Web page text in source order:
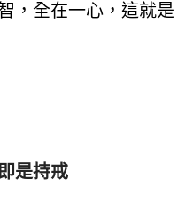
，全在一心，這就是
是持戒